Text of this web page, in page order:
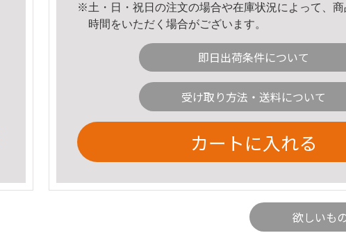
※土・日・祝日の注文の場合や在庫状況によって、
時間をいただく場合がございます。
即日出荷条件について
受け取り方法・送料について
カートに入れる
欲しいも